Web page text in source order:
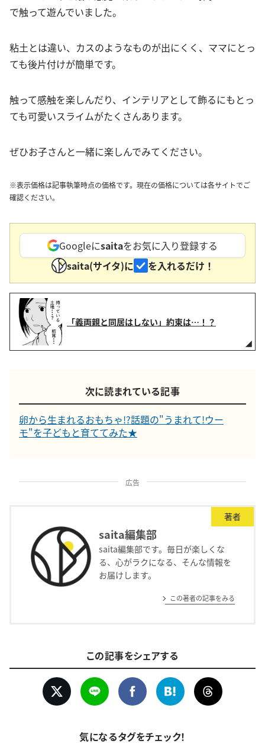
で触って遊んでいました。
粘土とは違い、カスのようなものが出にくく、ママにとっ
ても後片付けが簡単です。
触って感触を楽しんだり、インテリアとして飾るにもとっ
ても可愛いスライムがたくさんあります。
ぜひお子さんと一緒に楽しんでみてください。
※表示価格は記事執筆時点の価格です。現在の価格については各サイトでご
確認ください。
Googleにsaitaをお気に入り登録する
saita(サイタ)に
を入れるだけ！
「義両親と同居はしない」約束は…！？
次に読まれている記事
卵から生まれるおもちゃ!?話題の"うまれて!ウー
モ"を子どもと育ててみた★
広告
著者
saita編集部
saita編集部です。毎日が楽しくな
る、心がラクになる、そんな情報を
お届けします。
この著者の記事をみる
この記事をシェアする
気になるタグをチェック！